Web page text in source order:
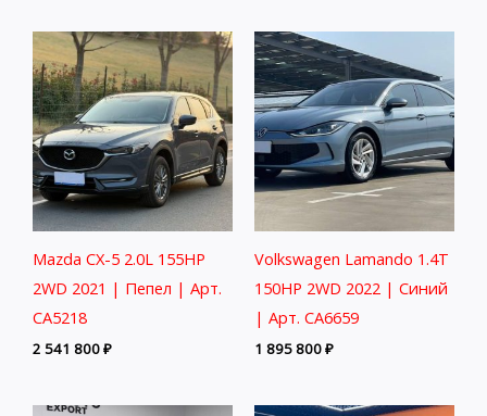
Mazda CX-5 2.0L 155HP
2WD 2021 | Пепел | Арт.
CA5218
2 541 800₽
Volkswagen Lamando 1.4T
150HP 2WD 2022 | Синий
| Арт. CA6659
1 895 800₽